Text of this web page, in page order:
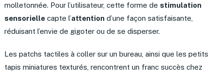
molletonnée. Pour l’utilisateur, cette forme de stimulation
sensoriellecapte l’attentiond’une façon satisfaisante,
réduisant l’envie de gigoter ou de se disperser.
Les patchs tactiles à coller sur un bureau, ainsi que les petits
tapis miniatures texturés, rencontrent un franc succès chez